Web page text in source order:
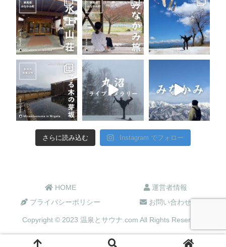
さらに読み込む Instagram でフォロー
HOME
運営者情報
プライバシーポリシー
お問い合わせ
Copyright © 2023 温泉とサウナ.com All Rights Reserved.